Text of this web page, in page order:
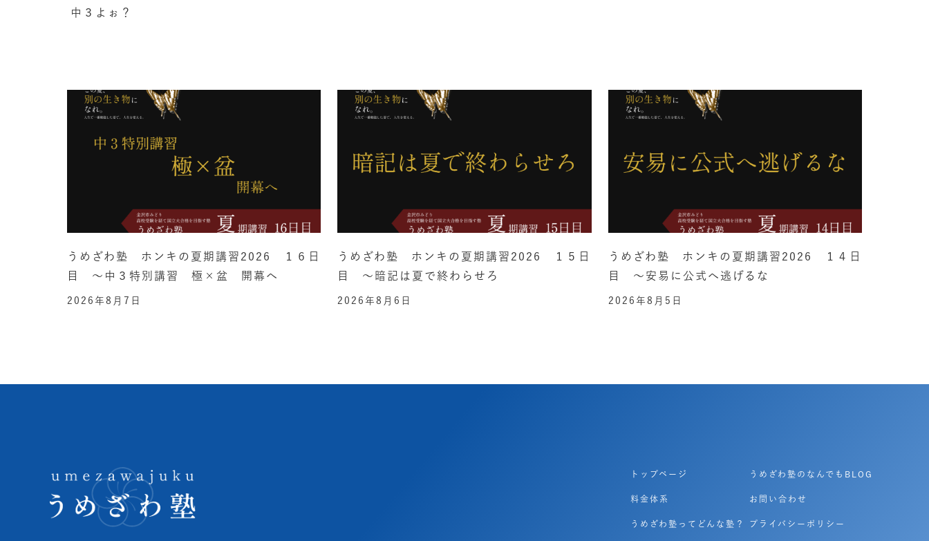
中３よぉ？
うめざわ塾 ホンキの夏期講習2026 １６日
目 ～中３特別講習 極×盆 開幕へ
2026年8月7日
うめざわ塾 ホンキの夏期講習2026 １５日
目 ～暗記は夏で終わらせろ
2026年8月6日
うめざわ塾 ホンキの夏期講習2026 １４日
目 ～安易に公式へ逃げるな
2026年8月5日
トップページ
料金体系
うめざわ塾ってどんな塾？
うめざわ塾のなんでもBLOG
お問い合わせ
プライバシーポリシー